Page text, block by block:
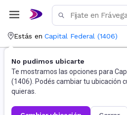
Estás en Capital Federal (1406)
No pudimos ubicarte
Te mostramos las opciones para
(1406). Podés cambiar tu ubicación
quieras.